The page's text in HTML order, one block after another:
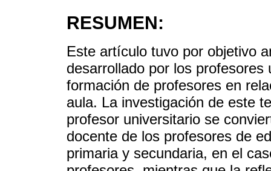
RESUMEN:
Este artículo tuvo por objetivo
desarrollado por los
formación de profesores en
aula. La investigación de este
profesor universitario se
docente de los profesores de
primaria y secundaria, en el